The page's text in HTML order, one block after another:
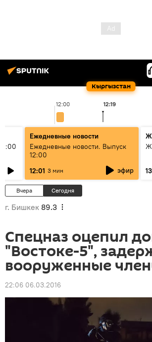
Кыргызстан
12:00 12:19
Ежедневные новости
Ежедневные новости. Выпуск
12:00
12:01 3 мин эфир
Вчера Сегодня
г. Бишкек 89.3
Спецназ оцепил
"Востоке-5",
вооруженные
22:06 06.03.2016